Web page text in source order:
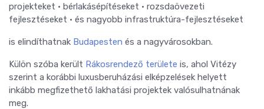
projekteket • bérlakásépítéseket • rozsdaövezeti
fejlesztéseket • és nagyobb infrastruktúra-fejlesztéseket
is elindíthatnak Budapesten és a nagyvárosokban.
Külön szóba került Rákosrendező területe is, ahol Vitézy
szerint a korábbi luxusberuházási elképzelések helyett
inkább megfizethető lakhatási projektek valósulhatnának
meg.